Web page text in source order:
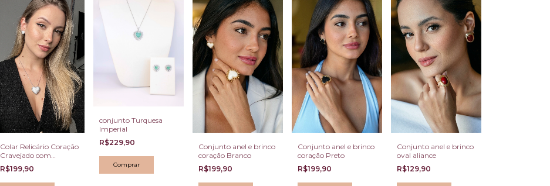
Colar Relicário Coração
Cravejado com
Zircônias – Pingente
que Abre
R$199,90
conjunto Turquesa
Imperial
R$229,90
Conjunto anel e brinco
coração Branco
R$199,90
Conjunto anel e brinco
coração Preto
R$199,90
Conjunto anel e brinco
oval aliance
R$129,90